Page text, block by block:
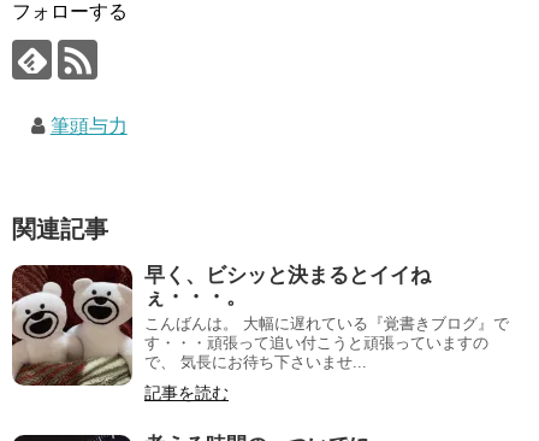
フォローする
筆頭与力
関連記事
早く、ビシッと決まるとイイね
ぇ・・・。
こんばんは。 大幅に遅れている『覚書きブログ』で
す・・・頑張って追い付こうと頑張っていますの
で、 気長にお待ち下さいませ...
記事を読む